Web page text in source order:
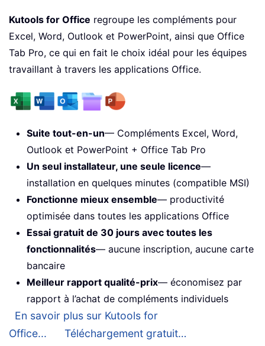
Kutools for Office regroupe les compléments pour
Excel, Word, Outlook et PowerPoint, ainsi que Office
Tab Pro, ce qui en fait le choix idéal pour les équipes
travaillant à travers les applications Office.
Suite tout-en-un— Compléments Excel, Word,
Outlook et PowerPoint + Office Tab Pro
Un seul installateur, une seule licence—
installation en quelques minutes (compatible MSI)
Fonctionne mieux ensemble— productivité
optimisée dans toutes les applications Office
Essai gratuit de 30 jours avec toutes les
fonctionnalités— aucune inscription, aucune carte
bancaire
Meilleur rapport qualité-prix— économisez par
rapport à l’achat de compléments individuels
En savoir plus sur Kutools for
Office...
Téléchargement gratuit…